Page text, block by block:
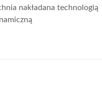
nakładana technologią